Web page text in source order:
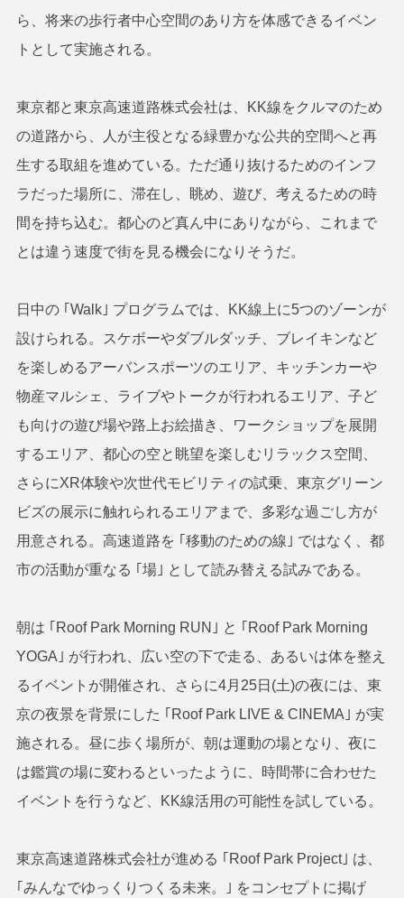
ら、将来の歩行者中心空間のあり方を体感できるイベン
トとして実施される。
東京都と東京高速道路株式会社は、KK線をクルマのため
の道路から、人が主役となる緑豊かな公共的空間へと再
生する取組を進めている。ただ通り抜けるためのインフ
ラだった場所に、滞在し、眺め、遊び、考えるための時
間を持ち込む。都心のど真ん中にありながら、これまで
とは違う速度で街を見る機会になりそうだ。
日中の ｢Walk｣ プログラムでは、KK線上に5つのゾーンが
設けられる。スケボーやダブルダッチ、ブレイキンなど
を楽しめるアーバンスポーツのエリア、キッチンカーや
物産マルシェ、ライブやトークが行われるエリア、子ど
も向けの遊び場や路上お絵描き、ワークショップを展開
するエリア、都心の空と眺望を楽しむリラックス空間、
さらにXR体験や次世代モビリティの試乗、東京グリーン
ビズの展示に触れられるエリアまで、多彩な過ごし方が
用意される。高速道路を ｢移動のための線｣ ではなく、都
市の活動が重なる ｢場｣ として読み替える試みである。
朝は ｢Roof Park Morning RUN｣ と ｢Roof Park Morning
YOGA｣ が行われ、広い空の下で走る、あるいは体を整え
るイベントが開催され、さらに4月25日(土)の夜には、東
京の夜景を背景にした ｢Roof Park LIVE & CINEMA｣ が実
施される。昼に歩く場所が、朝は運動の場となり、夜に
は鑑賞の場に変わるといったように、時間帯に合わせた
イベントを行うなど、KK線活用の可能性を試している。
東京高速道路株式会社が進める ｢Roof Park Project｣ は、
｢みんなでゆっくりつくる未来。｣ をコンセプトに掲げ